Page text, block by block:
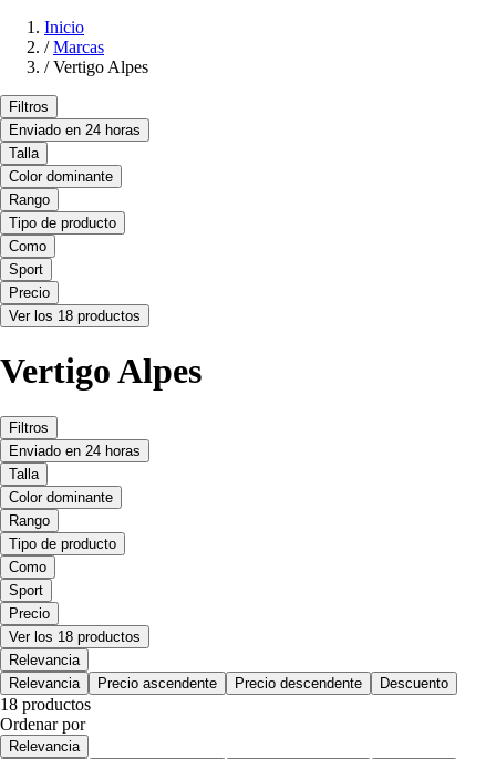
Inicio
/ Marcas
/ Vertigo Alpes
Filtros
Enviado en 24 horas
Talla
Color dominante
Rango
Tipo de producto
Como
Sport
Precio
Ver los 18 productos
Vertigo Alpes
Filtros
Enviado en 24 horas
Talla
Color dominante
Rango
Tipo de producto
Como
Sport
Precio
Ver los 18 productos
Relevancia
Relevancia
Precio ascendente Precio descendente Descuento
18 productos
Ordenar por
Relevancia